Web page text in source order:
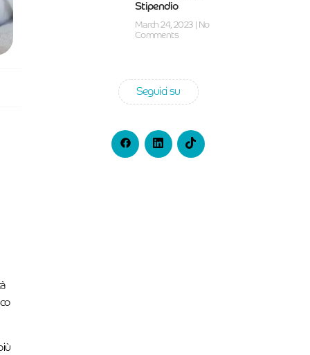
Stipendio
March 24, 2023
No
Comments
Seguici su